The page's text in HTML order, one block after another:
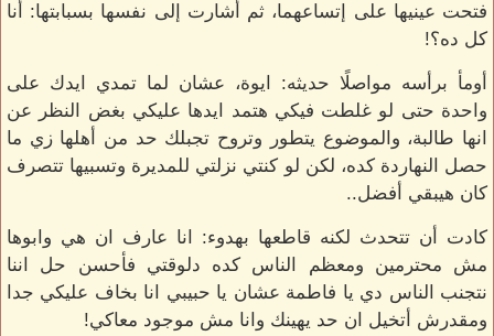
فتحت عينيها على إتساعهما، ثم أشارت إلى نفسها بسبابتها: أنا
كل ده؟!
أومأ برأسه مواصلًا حديثه: ايوة، عشان لما تمدي ايدك على
واحدة حتى لو غلطت فيكي هتمد ايدها عليكي بغض النظر عن
انها طالبة، والموضوع يتطور وتروح تجبلك حد من أهلها زي ما
حصل النهاردة كده، لكن لو كنتي نزلتي للمديرة وتسبيها تتصرف
كان هيبقي أفضل..
كادت أن تتحدث لكنه قاطعها بهدوء: انا عارف ان هي وابوها
مش محترمين ومعظم الناس كده دلوقتي فأحسن حل اننا
نتجنب الناس دي يا فاطمة عشان يا حبيبي انا بخاف عليكي جدا
ومقدرش أتخيل ان حد يهينك وانا مش موجود معاكي!